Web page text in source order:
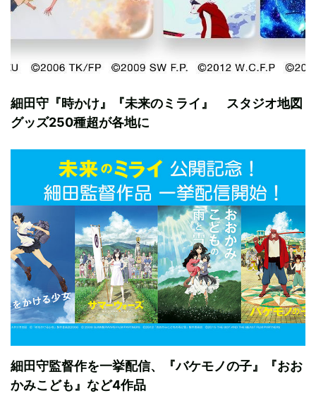
細田守『時かけ』『未来のミライ』 スタジオ地図
グッズ250種超が各地に
細田守監督作を一挙配信、『バケモノの子』『おお
かみこども』など4作品